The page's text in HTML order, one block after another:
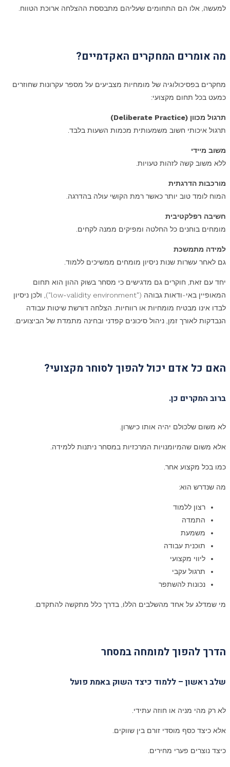
למעשה, אלו הם התחומים שעליהם מתבססת ההצלחה ארוכת הטווח.
מה אומרים המחקרים האקדמיים?
מחקרים בפסיכולוגיה של מומחיות מצביעים על מספר עקרונות שחוזרים
כמעט בכל תחום מקצועי:
תרגול מכוון (Deliberate Practice)
תרגול איכותי חשוב משמעותית מכמות השעות בלבד.
משוב מיידי
ללא משוב קשה לזהות טעויות.
מורכבות הדרגתית
המוח לומד טוב יותר כאשר רמת הקושי עולה בהדרגה.
חשיבה רפלקטיבית
מומחים בוחנים כל החלטה ומפיקים ממנה לקחים.
למידה מתמשכת
גם לאחר עשרות שנות ניסיון מומחים ממשיכים ללמוד.
יחד עם זאת, חוקרים גם מדגישים כי מסחר בשוק ההון הוא תחום
המאופיין באי-ודאות גבוהה ("low-validity environment"), ולכן ניסיון
לבדו אינו מבטיח מומחיות או רווחיות. הצלחה דורשת שיטות עבודה
הנבדקות לאורך זמן, ניהול סיכונים קפדני ובחינה מתמדת של הביצועים.
האם כל אדם יכול להפוך לסוחר מקצועי?
ברוב המקרים כן.
לא משום שלכולם יהיה אותו כישרון.
אלא משום שהמיומנויות המרכזיות במסחר ניתנות ללמידה.
כמו בכל מקצוע אחר.
מה שנדרש הוא:
רצון ללמוד
התמדה
משמעת
תוכנית עבודה
ליווי מקצועי
תרגול עקבי
נכונות להשתפר
מי שמדלג על אחד מהשלבים הללו, בדרך כלל מתקשה להתקדם.
הדרך להפוך למומחה במסחר
שלב ראשון – ללמוד כיצד השוק באמת פועל
לא רק מהי מניה או חוזה עתידי.
אלא כיצד כסף מוסדי זורם בין שווקים.
כיצד נוצרים פערי מחירים.